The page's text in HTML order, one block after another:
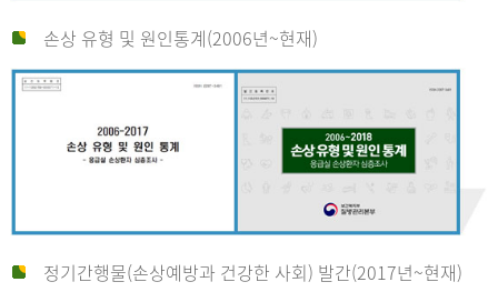
손상 유형 및 원인통계(2006년~현재)
정기간행물(손상예방과 건강한 사회) 발간(2017년~현재)